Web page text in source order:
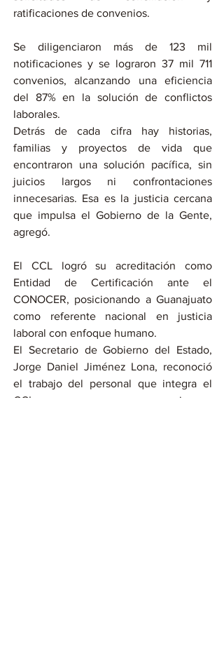
ratificaciones de convenios.
Se diligenciaron más de 123 mil
notificaciones y se lograron 37 mil 711
convenios, alcanzando una eficiencia
del 87% en la solución de conflictos
laborales.
Detrás de cada cifra hay historias,
familias y proyectos de vida que
encontraron una solución pacífica, sin
juicios largos ni confrontaciones
innecesarias. Esa es la justicia cercana
que impulsa el Gobierno de la Gente,
agregó.
El CCL logró su acreditación como
Entidad de Certificación ante el
CONOCER, posicionando a Guanajuato
como referente nacional en justicia
laboral con enfoque humano.
El Secretario de Gobierno del Estado,
Jorge Daniel Jiménez Lona, reconoció
el trabajo del personal que integra el
CCL, ya que su compromiso y